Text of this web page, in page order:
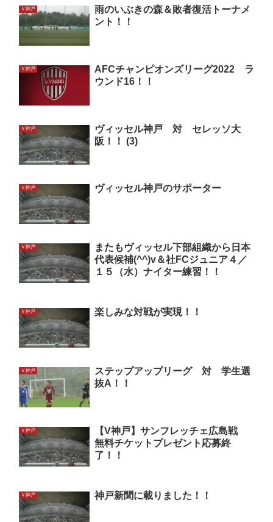
Ｖ神戸
雨のいぶきの森＆敗者復活トーナメ
ント！！
Ｖ神戸
AFCチャンピオンズリーグ2022 ラ
ウンド16！！
Ｖ神戸
ヴィッセル神戸 対 セレッソ大
阪！！ (3)
Ｖ神戸 ヴィッセル神戸のサポーター
Ｖ神戸
またもヴィッセル下部組織から日本
代表候補(^^)v＆社FCジュニア４／
１５（水）ナイター練習！！
Ｖ神戸 楽しみな対戦が実現！！
Ｖ神戸
ステップアップリーグ 対 学生選
抜A！！
Ｖ神戸
【V神戸】サンフレッチェ広島戦
無料チケットプレゼント応募終
了！！
Ｖ神戸 神戸新聞に載りました！！